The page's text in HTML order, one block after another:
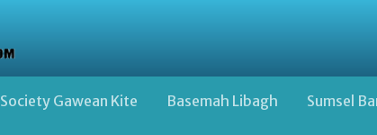
Society Gawean Kite Basemah Libagh Sumsel